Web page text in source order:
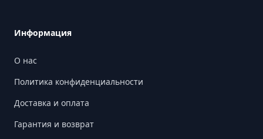
Информация
О нас
Политика конфиденциальности
Доставка и оплата
Гарантия и возврат